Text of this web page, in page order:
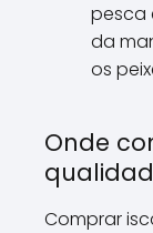
pesca
da
os
Onde
Comprar